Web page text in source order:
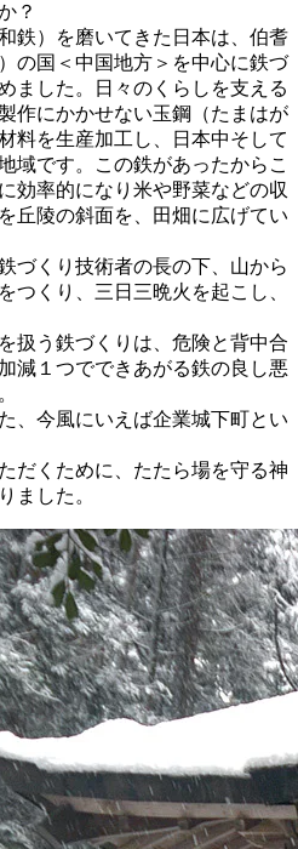
？
鉄）を磨いてきた日本は、伯耆
の国＜中国地方＞を中心に鉄づ
ました。日々のくらしを支える
作にかかせない玉鋼（たまはが
料を生産加工し、日本中そして
域です。この鉄があったからこ
効率的になり米や野菜などの収
丘陵の斜面を、田畑に広げてい
づくり技術者の長の下、山から
つくり、三日三晩火を起こし、
扱う鉄づくりは、危険と背中合
減１つでできあがる鉄の良し悪
、今風にいえば企業城下町とい
だくために、たたら場を守る神
ました。